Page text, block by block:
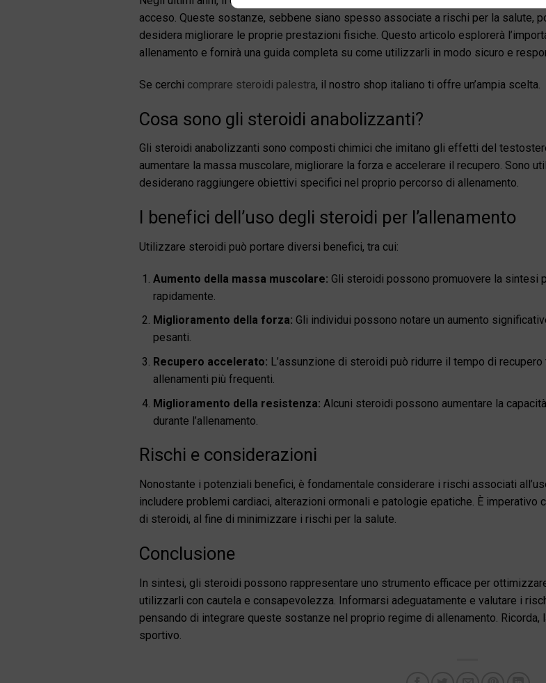
acceso. Queste sostanze, sebbene siano spesso associate a rischi per la salute,
desidera migliorare le proprie prestazioni fisiche. Questo articolo esplorerà
allenamento e fornirà una guida completa su come utilizzarli in modo sicuro e
Se cerchi comprare steroidi palestra, il nostro shop italiano ti offre un’ampia scelta.
Cosa sono gli steroidi anabolizzanti?
Gli steroidi anabolizzanti sono composti chimici che imitano gli effetti del
aumentare la massa muscolare, migliorare la forza e accelerare il recupero. Sono
desiderano raggiungere obiettivi specifici nel proprio percorso di allenamento.
I benefici dell’uso degli steroidi per l’allenamento
Utilizzare steroidi può portare diversi benefici, tra cui:
Aumento della massa muscolare: Gli steroidi possono promuovere la sintesi
rapidamente.
Miglioramento della forza: Gli individui possono notare un aumento
pesanti.
Recupero accelerato: L’assunzione di steroidi può ridurre il tempo di
allenamenti più frequenti.
Miglioramento della resistenza: Alcuni steroidi possono aumentare la
durante l’allenamento.
Rischi e considerazioni
Nonostante i potenziali benefici, è fondamentale considerare i rischi associati
includere problemi cardiaci, alterazioni ormonali e patologie epatiche. È imperativo
di steroidi, al fine di minimizzare i rischi per la salute.
Conclusione
In sintesi, gli steroidi possono rappresentare uno strumento efficace per
utilizzarli con cautela e consapevolezza. Informarsi adeguatamente e valutare i
pensando di integrare queste sostanze nel proprio regime di allenamento.
sportivo.